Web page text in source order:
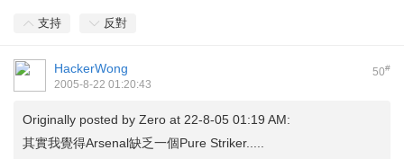
支持 反對
50#
HackerWong
2005-8-22 01:20:43
Originally posted by Zero at 22-8-05 01:19 AM:
其實我覺得Arsenal缺乏一個Pure Striker.....